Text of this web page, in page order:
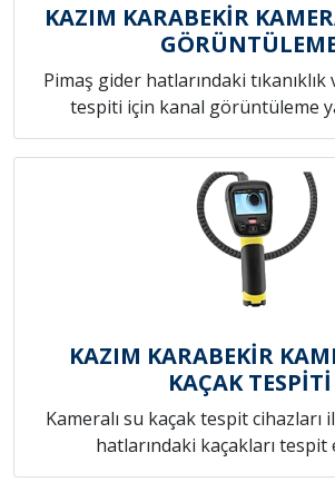
KAZIM KARABEKİR
Pimaş gider hatlarındaki tıkanıklık
tespiti için kanal görüntüleme
KAZIM KARABEKİR
KAÇAK TESPİTİ
Kameralı su kaçak tespit cihazları
hatlarındaki kaçakları tespit